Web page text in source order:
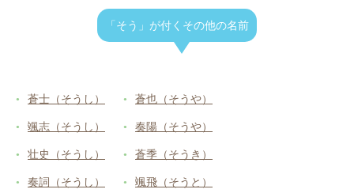
「そう」が付くその他の名前
蒼士（そうし）
颯志（そうし）
壮史（そうし）
奏詞（そうし）
蒼也（そうや）
奏陽（そうや）
蒼季（そうき）
颯飛（そうと）